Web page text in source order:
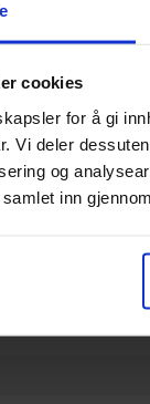
cookies
for å gi
Vi deler
og
inn